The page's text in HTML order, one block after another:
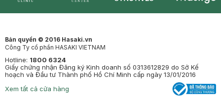
Bản quyền © 2016 Hasaki.vn
Công Ty cổ phần HASAKI VIETNAM
Hotline: 1800 6324
Giấy chứng nhận Đăng ký Kinh doanh số 0313612829 do Sở Kế
hoạch và Đầu tư Thành phố Hồ Chí Minh cấp ngày 13/01/2016
Xem tất cả cửa hàng